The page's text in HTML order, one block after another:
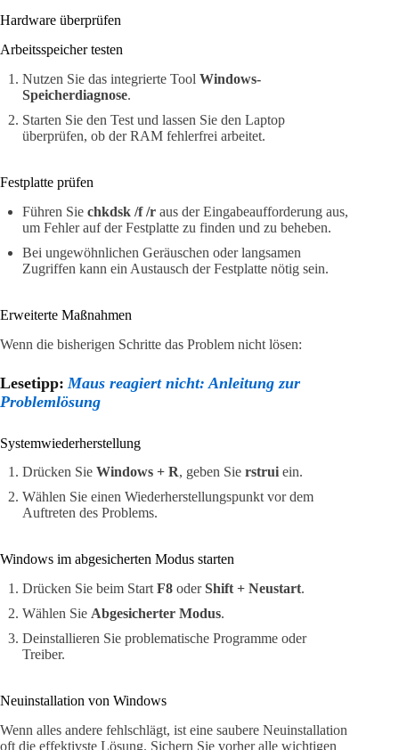
Hardware überprüfen
Arbeitsspeicher testen
Nutzen Sie das integrierte Tool Windows-
Speicherdiagnose.
Starten Sie den Test und lassen Sie den Laptop
überprüfen, ob der RAM fehlerfrei arbeitet.
Festplatte prüfen
Führen Sie chkdsk /f /r aus der Eingabeaufforderung aus,
um Fehler auf der Festplatte zu finden und zu beheben.
Bei ungewöhnlichen Geräuschen oder langsamen
Zugriffen kann ein Austausch der Festplatte nötig sein.
Erweiterte Maßnahmen
Wenn die bisherigen Schritte das Problem nicht lösen:
Lesetipp: Maus reagiert nicht: Anleitung zur
Problemlösung
Systemwiederherstellung
Drücken Sie Windows + R, geben Sie rstrui ein.
Wählen Sie einen Wiederherstellungspunkt vor dem
Auftreten des Problems.
Windows im abgesicherten Modus starten
Drücken Sie beim Start F8 oderShift + Neustart.
Wählen Sie Abgesicherter Modus.
Deinstallieren Sie problematische Programme oder
Treiber.
Neuinstallation von Windows
Wenn alles andere fehlschlägt, ist eine saubere Neuinstallation
oft die effektivste Lösung. Sichern Sie vorher alle wichtigen